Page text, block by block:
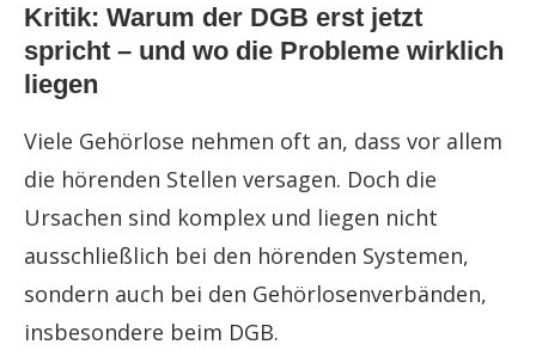
Kritik: Warum der DGB erst jetzt
spricht – und wo die Probleme wirklich
liegen
Viele Gehörlose nehmen oft an, dass vor allem
die hörenden Stellen versagen. Doch die
Ursachen sind komplex und liegen nicht
ausschließlich bei den hörenden Systemen,
sondern auch bei den Gehörlosenverbänden,
insbesondere beim DGB.